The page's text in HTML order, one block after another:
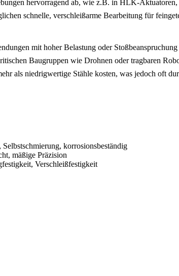
hervorragend ab, wie z.B. in HLK-
schnelle, verschleißarme Bearbeitung für
mit hoher Belastung oder
Baugruppen wie Drohnen oder tragbaren
als niedrigwertige Stähle kosten, was jedoch oft
korrosionsbeständig
mäßige Präzision
Verschleißfestigkeit